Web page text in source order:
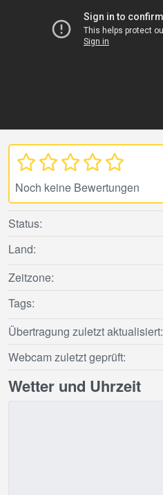
Noch keine Bewertungen
Status:
Land:
Zeitzone:
Tags:
Übertragung zuletzt aktualisiert:
Webcam zuletzt geprüft:
Wetter und Uhrzeit